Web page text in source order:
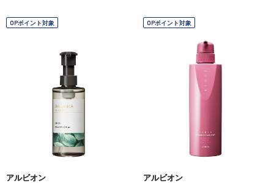
OPポイント対象
アルビオン
OPポイント対象
アルビオン